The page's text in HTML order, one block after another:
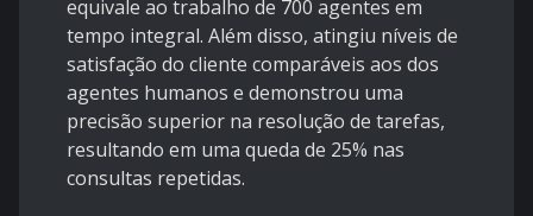
equivale ao trabalho de 700 agentes em
tempo integral. Além disso, atingiu níveis de
satisfação do cliente comparáveis aos dos
agentes humanos e demonstrou uma
precisão superior na resolução de tarefas,
resultando em uma queda de 25% nas
consultas repetidas.